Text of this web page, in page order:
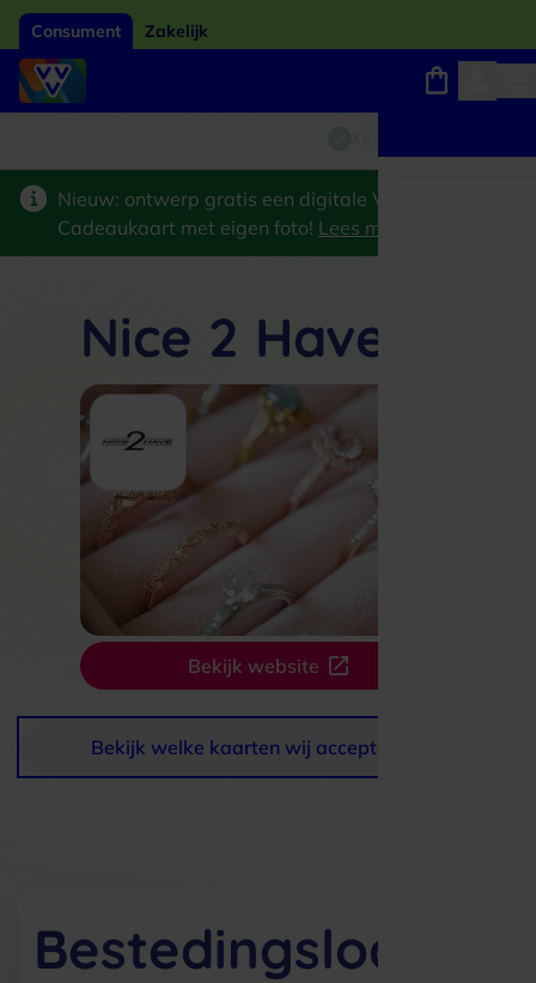
Consument Zakelijk
Nieuw: ontwerp gratis een digitale VVV
Cadeaukaart met eigen foto! Lees meer
Bekijk website
Nice 2 Have
Bekijk welke kaarten wij accepteren
Bestedingslocaties